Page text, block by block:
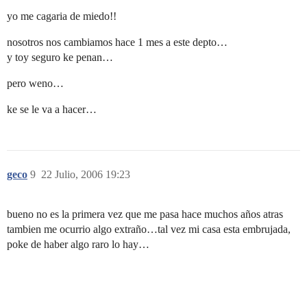
yo me cagaria de miedo!!
nosotros nos cambiamos hace 1 mes a este depto…
y toy seguro ke penan…
pero weno…
ke se le va a hacer…
geco 22 Julio, 2006 19:23
9
bueno no es la primera vez que me pasa hace muchos años atras
tambien me ocurrio algo extraño…tal vez mi casa esta embrujada,
poke de haber algo raro lo hay…